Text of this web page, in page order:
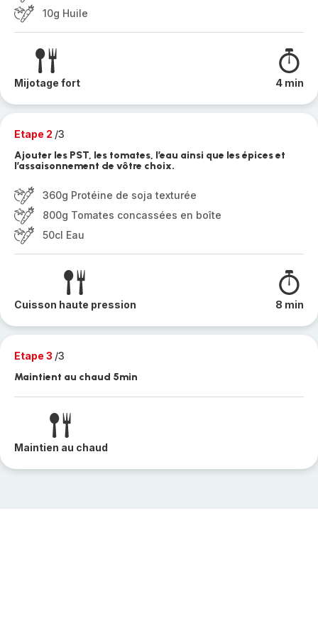
10g Huile
Mijotage fort 4 min
Etape 2 /3
Ajouter les PST, les tomates, l’eau ainsi que les épices et
l’assaisonnement de vôtre choix.
360g Protéine de soja texturée
800g Tomates concassées en boîte
50cl Eau
Cuisson haute pression 8 min
Etape 3 /3
Maintient au chaud 5min
Maintien au chaud